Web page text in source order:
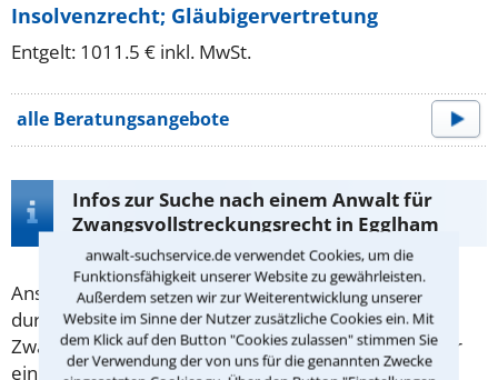
anwalt-suchservice.de verwendet Cookies, um die
Funktionsfähigkeit unserer Website zu gewährleisten.
Außerdem setzen wir zur Weiterentwicklung unserer
Website im Sinne der Nutzer zusätzliche Cookies ein. Mit
dem Klick auf den Button "Cookies zulassen" stimmen Sie
der Verwendung der von uns für die genannten Zwecke
Insolvenzrecht; Gläubigervertretung
Entgelt: 1011.5 € inkl. MwSt.
alle Beratungsangebote
Infos zur Suche nach einem Anwalt für
Zwangsvollstreckungsrecht in Egglham
Ansprüche können in der Regel nicht im Alleingang
durchgesetzt werden. Dafür ist die
Zwangsvollstreckung als Hilfsmittel für die Gläubiger
eingerichtet. Ein staatlicher Vertreter, z.B. der